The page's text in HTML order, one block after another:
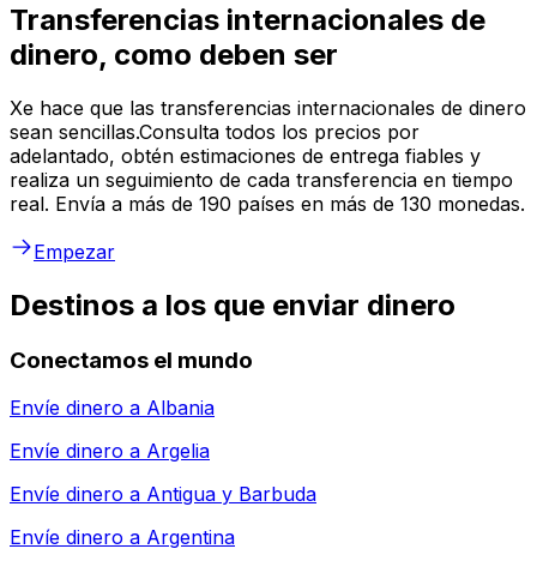
Transferencias internacionales de
dinero, como deben ser
Xe hace que las transferencias internacionales de dinero
sean sencillas.Consulta todos los precios por
adelantado, obtén estimaciones de entrega fiables y
realiza un seguimiento de cada transferencia en tiempo
real. Envía a más de 190 países en más de 130 monedas.
Empezar
Destinos a los que enviar dinero
Conectamos el mundo
Envíe dinero a Albania
Envíe dinero a Argelia
Envíe dinero a Antigua y Barbuda
Envíe dinero a Argentina